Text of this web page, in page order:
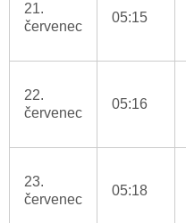
21.
červenec
05:15
22.
červenec
05:16
23.
červenec
05:18